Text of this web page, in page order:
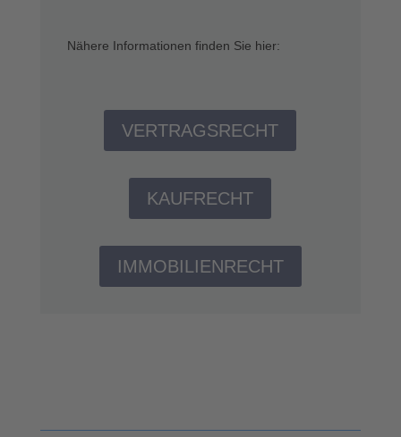
Nähere Informationen finden Sie hier:
VERTRAGSRECHT
KAUFRECHT
IMMOBILIENRECHT